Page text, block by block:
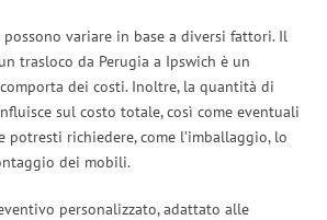
variare in base a diversi fattori. Il
trasloco da Perugia a Ipswich è un
dei costi. Inoltre, la quantità di
sul costo totale, così come eventuali
richiedere, come l’imballaggio, lo
dei mobili.
personalizzato, adattato alle